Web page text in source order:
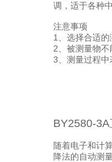
调，适于各种
注意事项
1、选择合适
2、被测量物不
3、测量过程中
BY2580-
随着电子和计
降法的自动测